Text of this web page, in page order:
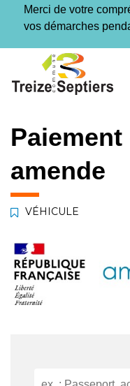
Merci de votre
vos démarches
contenu
pied
Paiement
amende
VÉHICULE